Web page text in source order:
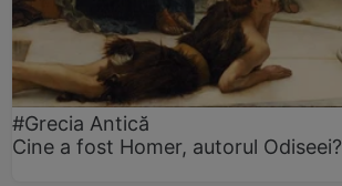
#Grecia Antică
Cine a fost Homer, autorul Odiseei?